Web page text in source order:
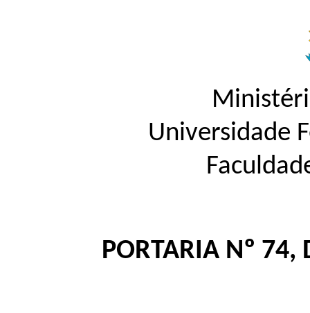
Universidade
PORTARIA Nº 74,